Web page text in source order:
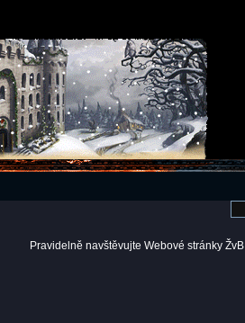
Pravidelně navštěvujte Webové stránky ŽvB